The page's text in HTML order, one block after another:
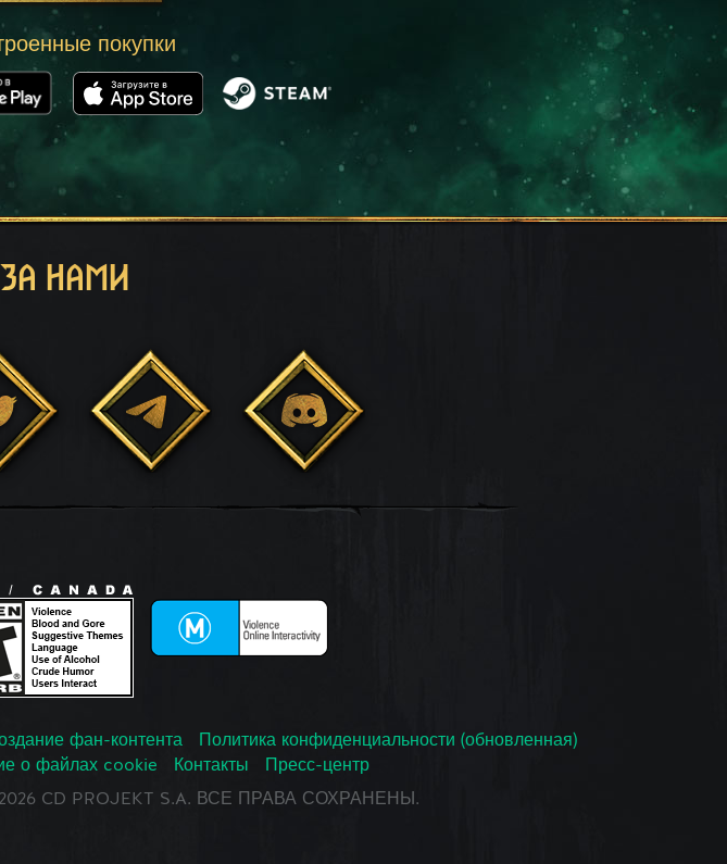
покупки
НАМИ
фан-контента
Политика конфиденциальности (обновленная)
о файлах cookie Контакты
Пресс-центр
2026 CD PROJEKT S.A. ВСЕ ПРАВА СОХРАНЕНЫ.